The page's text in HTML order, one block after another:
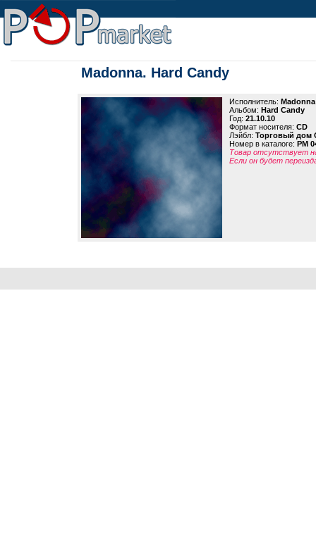
Madonna. Hard Candy
Исполнитель: Madonna
Альбом: Hard Candy
Год: 21.10.10
Формат носителя: CD
Лэйбл: Торговый дом
Номер в каталоге: PM
Товар отсутствует
Если он будет